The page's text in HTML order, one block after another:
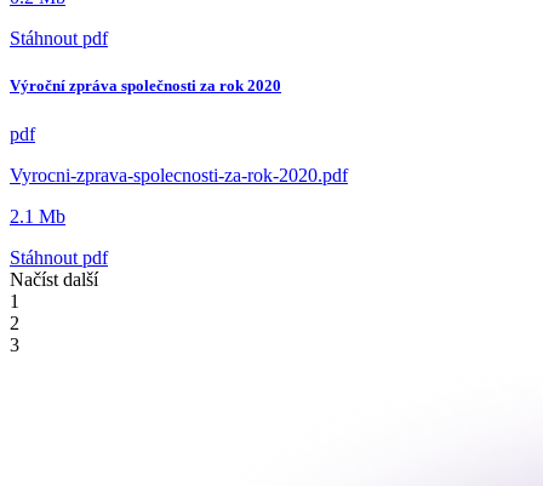
Stáhnout pdf
Výroční zpráva společnosti za rok 2020
pdf
Vyrocni-zprava-spolecnosti-za-rok-2020.pdf
2.1 Mb
Stáhnout pdf
Načíst další
1
2
3